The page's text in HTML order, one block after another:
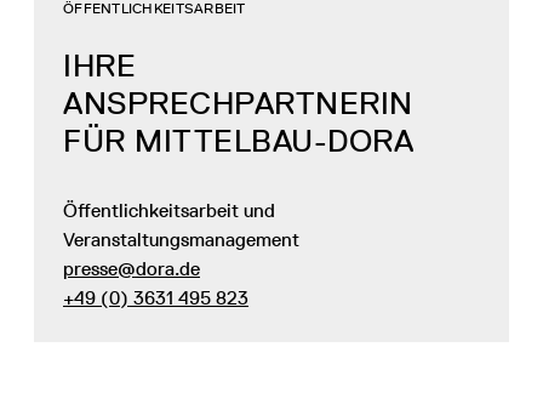
IHRE
ANSPRECHPARTNERIN
FÜR MITTELBAU-DORA
ÖFFENTLICHKEITSARBEIT
Öffentlichkeitsarbeit und
Veranstaltungsmanagement
presse@dora.de
+49 (0) 3631 495 823